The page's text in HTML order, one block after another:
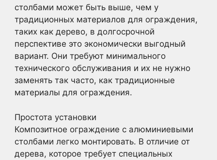
столбами может быть выше, чем у
традиционных материалов для ограждения,
таких как дерево, в долгосрочной
перспективе это экономически выгодный
вариант. Они требуют минимального
технического обслуживания и их не нужно
заменять так часто, как традиционные
материалы для ограждения.
Простота установки
Композитное ограждение с алюминиевыми
столбами легко монтировать. В отличие от
дерева, которое требует специальных